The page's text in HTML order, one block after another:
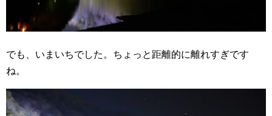
でも、いまいちでした。ちょっと距離的に離れすぎです
ね。